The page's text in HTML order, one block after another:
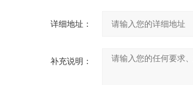
详细地址：
补充说明：